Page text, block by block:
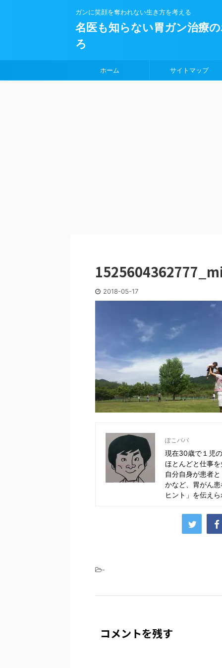
ガンに笑顔を奪われない生き方を考える
名医も知らない胃ガン治療
ろ
ホーム サイトマップ
2018-05-17
ぽこパパ
現在30歳で１児
ほとんどと仕事
自分自身が患者
かなど、胃がん
ヒント」を伝え
-
コメントを残す